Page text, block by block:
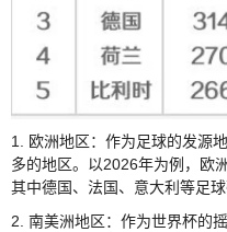
1. 欧洲地区：作为足球的发源
多的地区。以2026年为例，欧
其中德国、法国、意大利等足
2. 南美洲地区：作为世界杯的